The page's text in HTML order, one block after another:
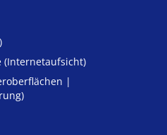
(Internetaufsicht)
|